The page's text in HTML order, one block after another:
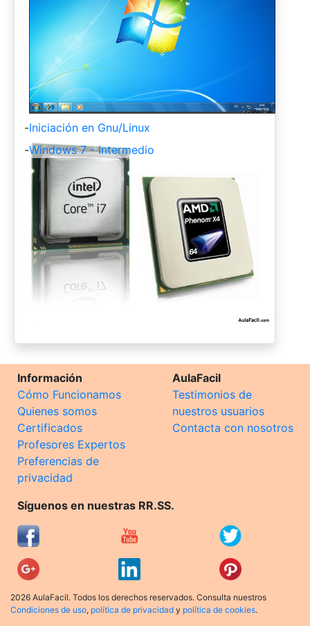
-Iniciación en Gnu/Linux
-Windows 7 - Intermedio
Información
Cómo Funcionamos
Quienes somos
Certificados
Profesores Expertos
Preferencias de
privacidad
AulaFacil
Testimonios de
nuestros usuarios
Contacta con nosotros
Síguenos en nuestras RR.SS.
2026 AulaFacil. Todos los derechos reservados. Consulta nuestros
Condiciones de uso, política de privacidad y política de cookies.